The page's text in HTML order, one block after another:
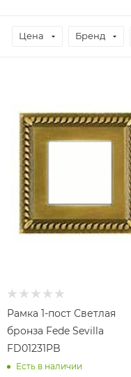
Цена Бренд
Рамка 1-пост Светлая
бронза Fede Sevilla
FD01231PB
Есть в наличии